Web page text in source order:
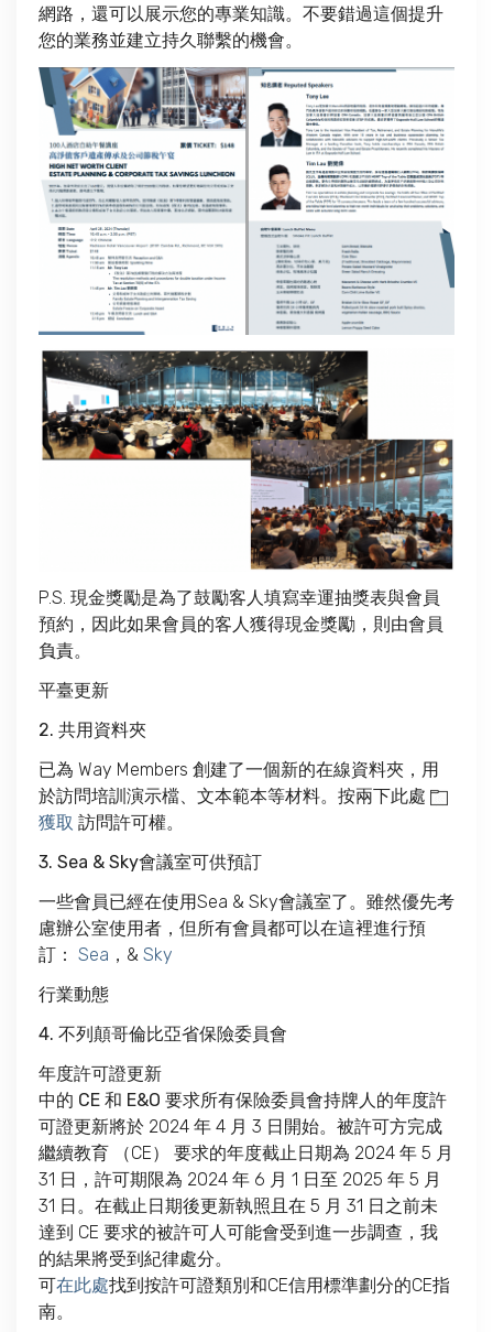
網路，還可以展示您的專業知識。不要錯過這個提升
您的業務並建立持久聯繫的機會。
P.S. 現金獎勵是為了鼓勵客人填寫幸運抽獎表與會員
預約，因此如果會員的客人獲得現金獎勵，則由會員
負責。
平臺更新
2. 共用資料夾
已為 Way Members 創建了一個新的在線資料夾，用
於訪問培訓演示檔、文本範本等材料。按兩下此處
獲取 訪問許可權。
3. Sea & Sky會議室可供預訂
一些會員已經在使用Sea & Sky會議室了。雖然優先考
慮辦公室使用者，但所有會員都可以在這裡進行預
訂： Sea ，& Sky
行業動態
4. 不列顛哥倫比亞省保險委員會
年度許可證更新
中的 CE 和 E&O 要求所有保險委員會持牌人的年度許
可證更新將於 2024 年 4 月 3 日開始。被許可方完成
繼續教育 （CE） 要求的年度截止日期為 2024 年 5 月
31 日，許可期限為 2024 年 6 月 1 日至 2025 年 5 月
31 日。在截止日期後更新執照且在 5 月 31 日之前未
達到 CE 要求的被許可人可能會受到進一步調查，我
的結果將受到紀律處分。
可在此處找到按許可證類別和CE信用標準劃分的CE指
南。